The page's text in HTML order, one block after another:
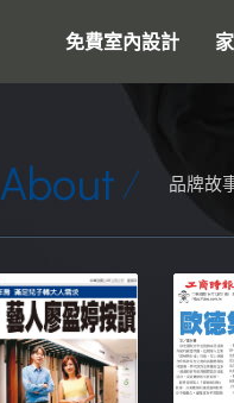
免費室內設計
About 品牌故